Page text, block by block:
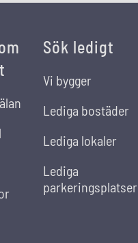
Sök ledigt
Vi bygger
Lediga bostäder
Lediga lokaler
Lediga
parkeringsplatser